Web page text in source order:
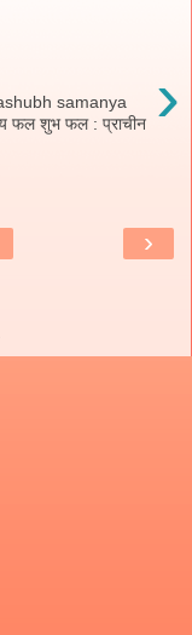
›
samanya
फल शुभ फल : प्राचीन
›